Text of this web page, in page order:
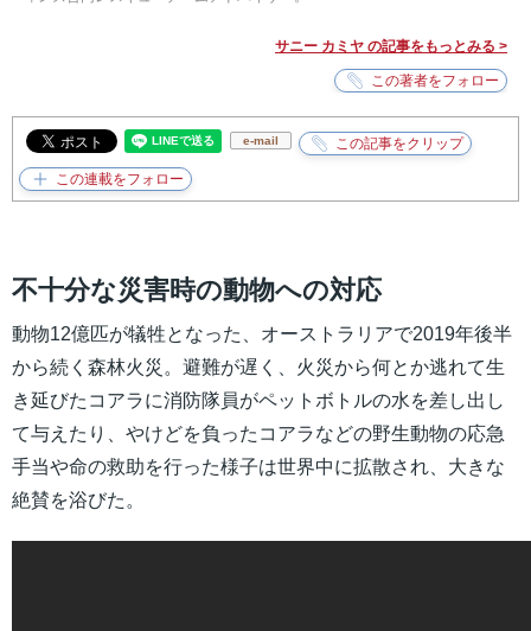
サニー カミヤ の記事をもっとみる >
e-mail
不十分な災害時の動物への対応
動物12億匹が犠牲となった、オーストラリアで2019年後半
から続く森林火災。避難が遅く、火災から何とか逃れて生
き延びたコアラに消防隊員がペットボトルの水を差し出し
て与えたり、やけどを負ったコアラなどの野生動物の応急
手当や命の救助を行った様子は世界中に拡散され、大きな
絶賛を浴びた。